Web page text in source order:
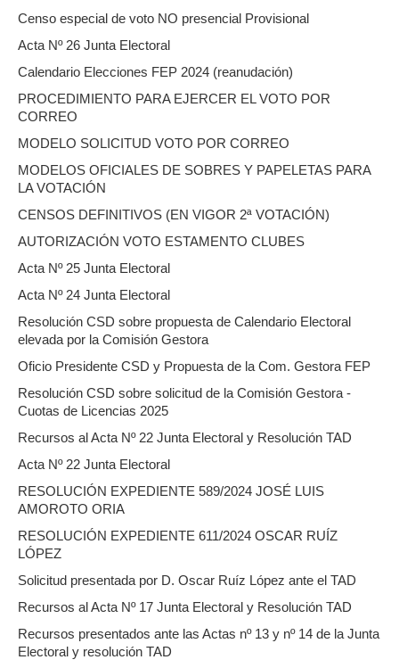
Censo especial de voto NO presencial Provisional
Acta Nº 26 Junta Electoral
Calendario Elecciones FEP 2024 (reanudación)
PROCEDIMIENTO PARA EJERCER EL VOTO POR
CORREO
MODELO SOLICITUD VOTO POR CORREO
MODELOS OFICIALES DE SOBRES Y PAPELETAS PARA
LA VOTACIÓN
CENSOS DEFINITIVOS (EN VIGOR 2ª VOTACIÓN)
AUTORIZACIÓN VOTO ESTAMENTO CLUBES
Acta Nº 25 Junta Electoral
Acta Nº 24 Junta Electoral
Resolución CSD sobre propuesta de Calendario Electoral
elevada por la Comisión Gestora
Oficio Presidente CSD y Propuesta de la Com. Gestora FEP
Resolución CSD sobre solicitud de la Comisión Gestora -
Cuotas de Licencias 2025
Recursos al Acta Nº 22 Junta Electoral y Resolución TAD
Acta Nº 22 Junta Electoral
RESOLUCIÓN EXPEDIENTE 589/2024 JOSÉ LUIS
AMOROTO ORIA
RESOLUCIÓN EXPEDIENTE 611/2024 OSCAR RUÍZ
LÓPEZ
Solicitud presentada por D. Oscar Ruíz López ante el TAD
Recursos al Acta Nº 17 Junta Electoral y Resolución TAD
Recursos presentados ante las Actas nº 13 y nº 14 de la Junta
Electoral y resolución TAD